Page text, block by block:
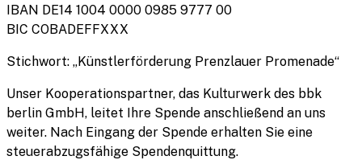
IBAN DE14 1004 0000 0985 9777 00
BIC COBADEFFXXX
Stichwort: „Künstlerförderung Prenzlauer Promenade“
Unser Kooperationspartner, das Kulturwerk des bbk
berlin GmbH, leitet Ihre Spende anschließend an uns
weiter. Nach Eingang der Spende erhalten Sie eine
steuerabzugsfähige Spendenquittung.